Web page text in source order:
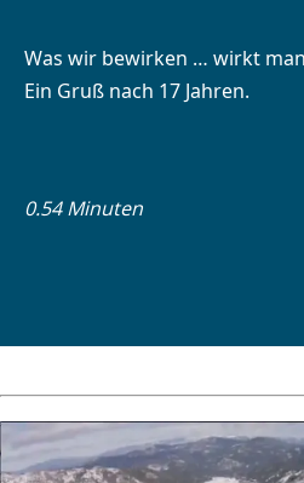
Was wir bewirken … wirkt
Ein Gruß nach 17 Jahren.
0.54 Minuten